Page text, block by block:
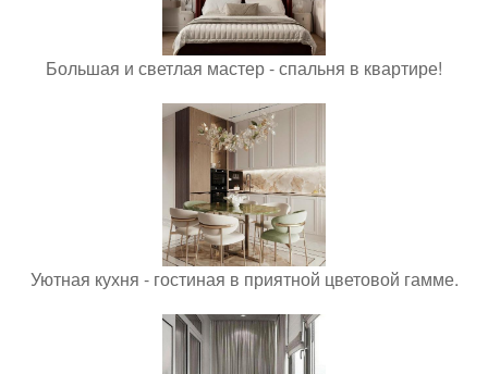
Большая и светлая мастер - спальня в квартире!
Уютная кухня - гостиная в приятной цветовой гамме.